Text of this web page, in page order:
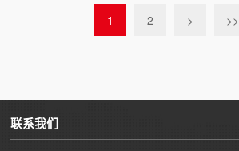
1 2 > >>
联系我们